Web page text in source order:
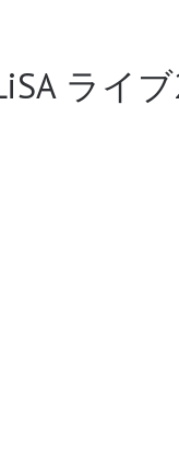
ライ